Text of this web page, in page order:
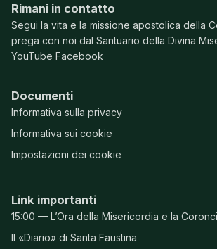
Rimani in contatto
Segui la vita e la missione apostolica della
prega con noi dal Santuario della Divina
YouTube Facebook
Documenti
Informativa sulla privacy
Informativa sui cookie
Impostazioni dei cookie
Link importanti
15:00 — L’Ora della Misericordia e la
Il «Diario» di Santa Faustina